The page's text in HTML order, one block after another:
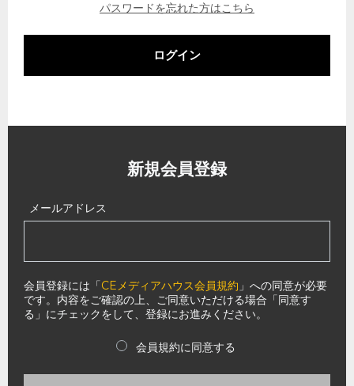
パスワードを忘れた方はこちら
ログイン
新規会員登録
メールアドレス
会員登録には「CEメディアハウス会員規約 」への同意が必要
です。内容をご確認の上、ご同意いただける場合「同意す
る」にチェックをして、登録にお進みください。
会員規約に同意する